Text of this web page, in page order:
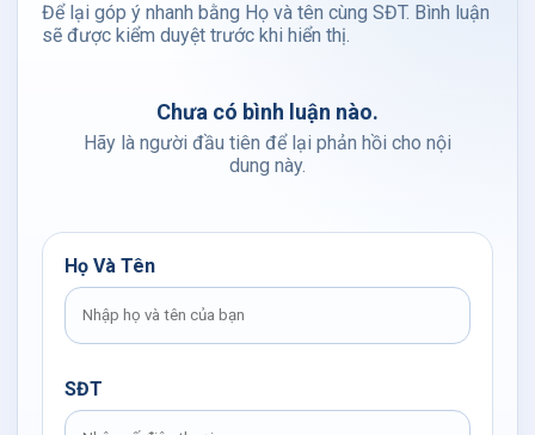
Để lại góp ý nhanh bằng Họ và tên cùng SĐT. Bình luận
sẽ được kiểm duyệt trước khi hiển thị.
Chưa có bình luận nào.
Hãy là người đầu tiên để lại phản hồi cho nội
dung này.
Họ Và Tên
SĐT